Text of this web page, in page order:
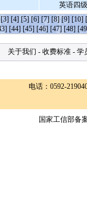
英语四
[3] [4] [5] [6] [7] [8] [9] [10]
[44] [45] [46] [47] [48]
关于我们 - 收费标准 - 学
电话：0592-
国家工信部备